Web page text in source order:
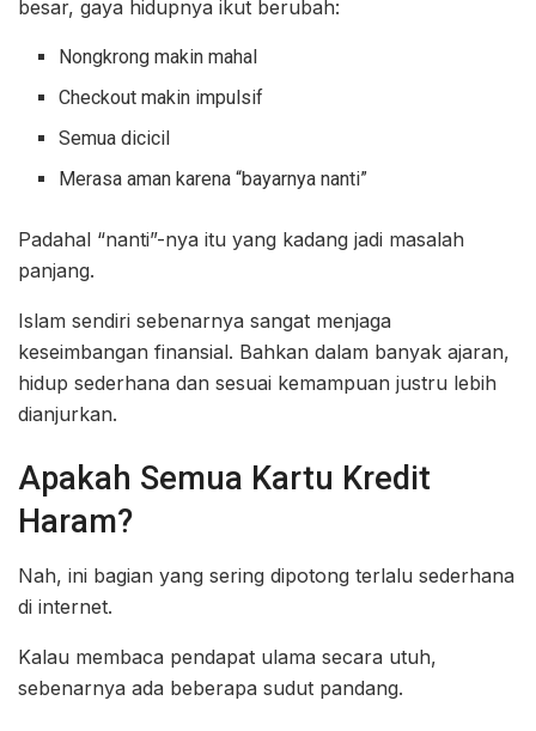
besar, gaya hidupnya ikut berubah:
Nongkrong makin mahal
Checkout makin impulsif
Semua dicicil
Merasa aman karena “bayarnya nanti”
Padahal “nanti”-nya itu yang kadang jadi masalah
panjang.
Islam sendiri sebenarnya sangat menjaga
keseimbangan finansial. Bahkan dalam banyak ajaran,
hidup sederhana dan sesuai kemampuan justru lebih
dianjurkan.
Apakah Semua Kartu Kredit
Haram?
Nah, ini bagian yang sering dipotong terlalu sederhana
di internet.
Kalau membaca pendapat ulama secara utuh,
sebenarnya ada beberapa sudut pandang.